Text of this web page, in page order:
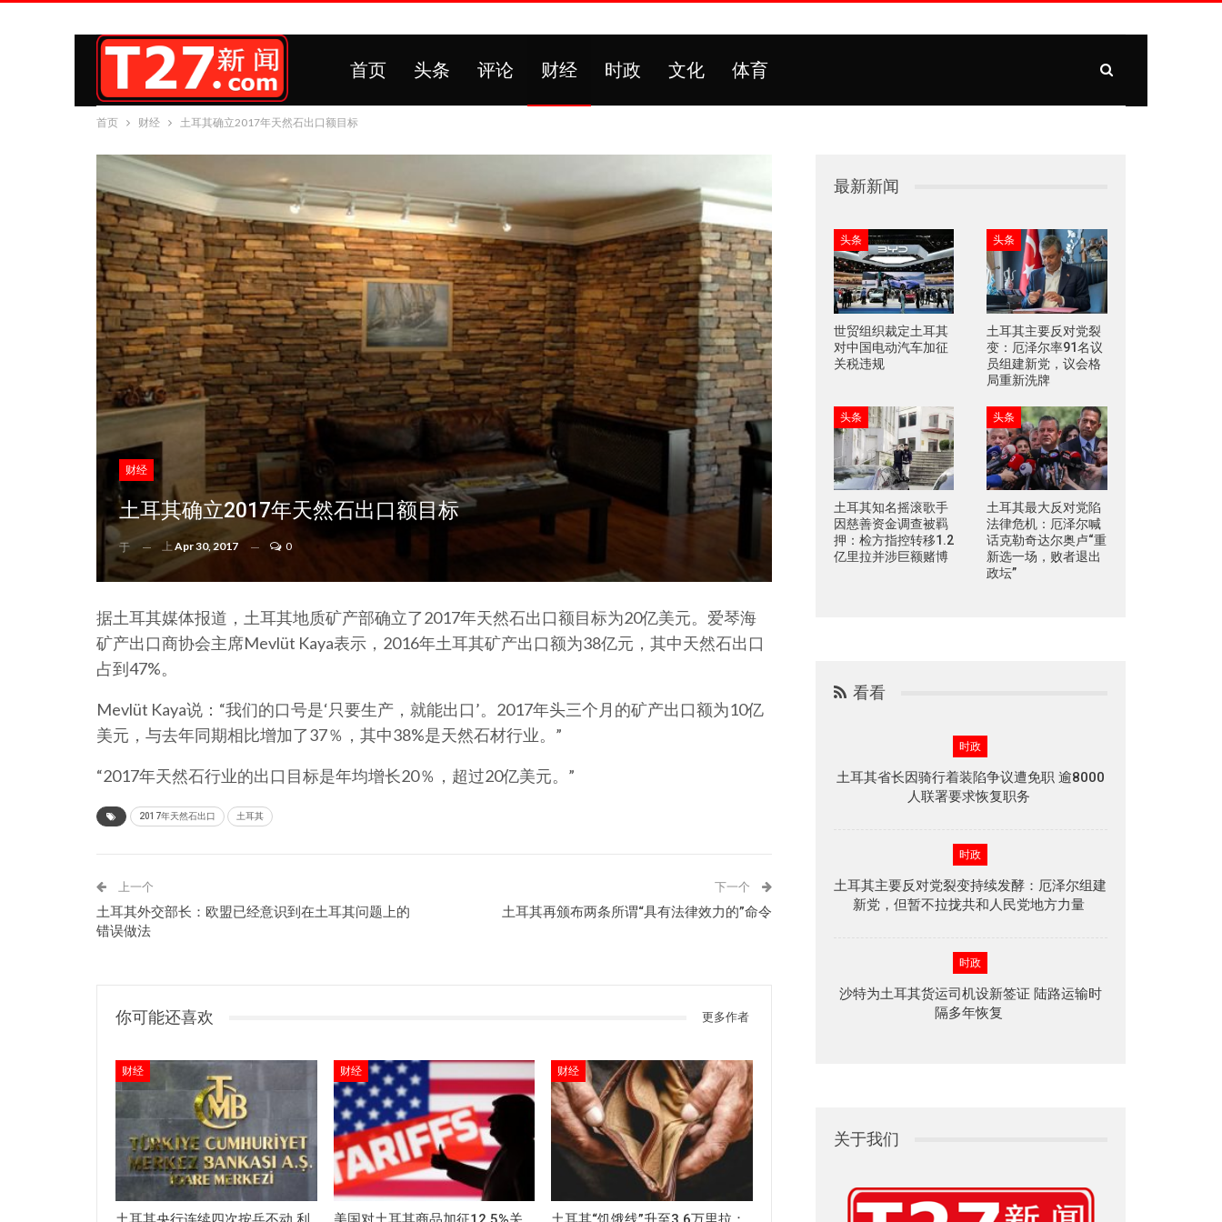
首页 头条 评论 财经 时政 文化 体育
首页 财经 土耳其确立2017年天然石出口额目标
财经
土耳其确立2017年天然石出口额目标
于 上 Apr 30, 2017 0
据土耳其媒体报道，土耳其地质矿产部确立了2017年天然石出口额目标为20亿美元。爱琴海
矿产出口商协会主席Mevlüt Kaya表示，2016年土耳其矿产出口额为38亿元，其中天然石出口
占到47%。
Mevlüt Kaya说：“我们的口号是‘只要生产，就能出口’。2017年头三个月的矿产出口额为10亿
美元，与去年同期相比增加了37％，其中38%是天然石材行业。”
“2017年天然石行业的出口目标是年均增长20％，超过20亿美元。”
2017年天然石出口 土耳其
上一个
土耳其外交部长：欧盟已经意识到在土耳其问题上的
错误做法
下一个
土耳其再颁布两条所谓“具有法律效力的”命令
你可能还喜欢 更多作者
财经 财经 财经
最新新闻
头条
世贸组织裁定土耳其
对中国电动汽车加征
关税违规
头条
土耳其主要反对党裂
变：厄泽尔率91名议
员组建新党，议会格
局重新洗牌
头条
土耳其知名摇滚歌手
因慈善资金调查被羁
押：检方指控转移1.2
亿里拉并涉巨额赌博
头条
土耳其最大反对党陷
法律危机：厄泽尔喊
话克勒奇达尔奥卢“重
新选一场，败者退出
政坛”
看看
时政
土耳其省长因骑行着装陷争议遭免职 逾8000
人联署要求恢复职务
时政
土耳其主要反对党裂变持续发酵：厄泽尔组建
新党，但暂不拉拢共和人民党地方力量
时政
沙特为土耳其货运司机设新签证 陆路运输时
隔多年恢复
关于我们